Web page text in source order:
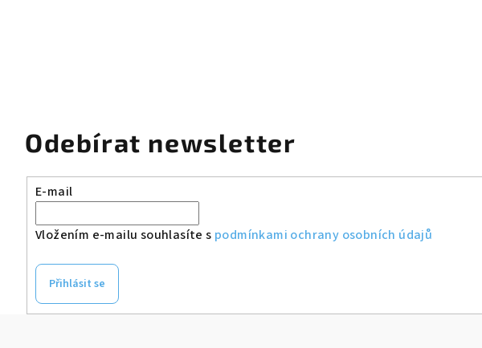
Odebírat newsletter
E-mail
Vložením e-mailu souhlasíte s podmínkami ochrany osobních údajů
Přihlásit se